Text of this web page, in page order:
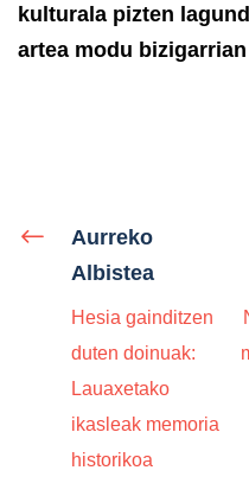
kulturala pizten
artea modu
Aurreko
Albistea
Hesia gainditzen
duten doinuak:
Lauaxetako
ikasleak memoria
historikoa